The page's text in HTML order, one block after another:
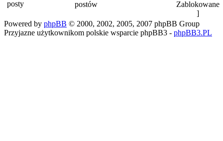
Powered by phpBB © 2000, 2002, 2005, 2007 phpBB Group
Przyjazne użytkownikom polskie wsparcie phpBB3 - phpBB3.PL